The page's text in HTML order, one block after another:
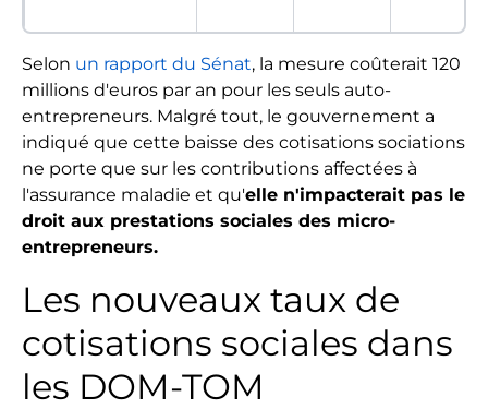
Selon un rapport du Sénat, la mesure coûterait 120
millions d'euros par an pour les seuls auto-
entrepreneurs. Malgré tout, le gouvernement a
indiqué que cette baisse des cotisations sociations
ne porte que sur les contributions affectées à
l'assurance maladie et qu'elle n'impacterait pas le
droit aux prestations sociales des micro-
entrepreneurs.
Les nouveaux taux de
cotisations sociales dans
les DOM-TOM